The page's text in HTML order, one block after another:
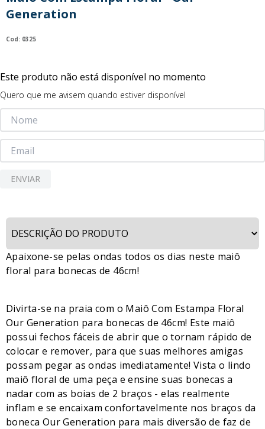
Generation
: 0325
Este produto não está disponível no momento
Quero que me avisem quando estiver disponível
ENVIAR
Apaixone-se pelas ondas todos os dias neste maiô
floral para bonecas de 46cm!
Divirta-se na praia com o Maiô Com Estampa Floral
Our Generation para bonecas de 46cm! Este maiô
possui fechos fáceis de abrir que o tornam rápido de
colocar e remover, para que suas melhores amigas
possam pegar as ondas imediatamente! Vista o lindo
maiô floral de uma peça e ensine suas bonecas a
nadar com as boias de 2 braços - elas realmente
inflam e se encaixam confortavelmente nos braços da
boneca Our Generation para mais diversão de faz de